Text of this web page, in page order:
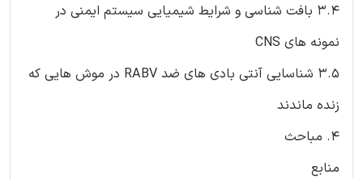
3.4 بافت شناسی و شرایط شیمیایی سیستم ایمنی در
نمونه های CNS
3.5 شناسایی آنتی بادی های ضد RABV در موش هایی که
زنده ماندند
4. مباحث
منابع